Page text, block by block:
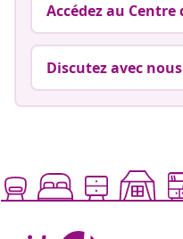
Accédez au Centre
Discutez avec nous